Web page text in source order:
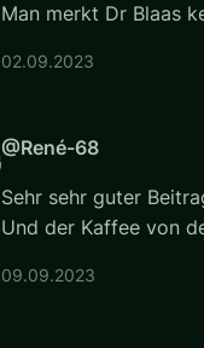
Man merkt Dr Blaas
02.09.2023
@René-68
Sehr sehr guter
Und der Kaffee von
09.09.2023